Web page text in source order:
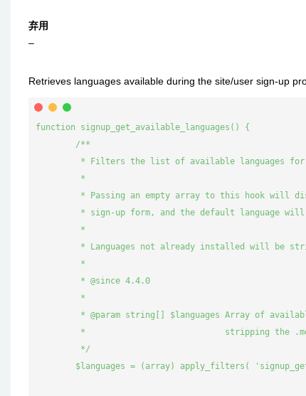
弃用
–
Retrieves languages available during the site/user sign-up
function signup_get_available_languages() {